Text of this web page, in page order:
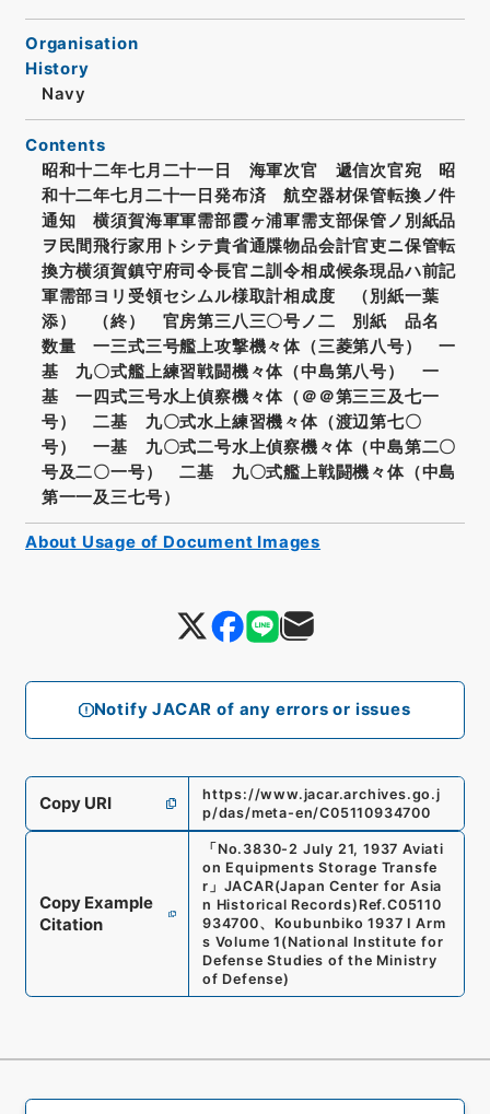
Notify JACAR of any errors or issues
Organisation
History
Navy
Contents
昭和十二年七月二十一日 海軍次官 遞信次官宛 昭
和十二年七月二十一日発布済 航空器材保管転換ノ件
通知 横須賀海軍軍需部霞ヶ浦軍需支部保管ノ別紙品
ヲ民間飛行家用トシテ貴省通牒物品会計官吏ニ保管転
換方横須賀鎮守府司令長官ニ訓令相成候条現品ハ前記
軍需部ヨリ受領セシムル様取計相成度 （別紙一葉
添） （終） 官房第三八三〇号ノ二 別紙 品名
数量 一三式三号艦上攻撃機々体（三菱第八号） 一
基 九〇式艦上練習戦闘機々体（中島第八号） 一
基 一四式三号水上偵察機々体（＠＠第三三及七一
号） 二基 九〇式水上練習機々体（渡辺第七〇
号） 一基 九〇式二号水上偵察機々体（中島第二〇
号及二〇一号） 二基 九〇式艦上戦闘機々体（中島
第一一及三七号）
Copy URI
https://www.jacar.archives.go.j
p/das/meta-en/C05110934700
Copy Example
Citation
「 No.3830-2 July 21, 1937 Aviati
on Equipments Storage Transfe
r 」 JACAR(Japan Center for Asia
n Historical Records) Ref.C05110
934700、 Koubunbiko 1937 I Arm
s Volume 1 (National Institute for
Defense Studies of the Ministry
of Defense)
About Usage of Document Images